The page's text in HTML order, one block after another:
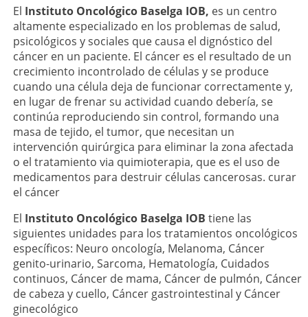
El Instituto Oncológico Baselga IOB, es un centro
altamente especializado en los problemas de salud,
psicológicos y sociales que causa el dignóstico del
cáncer en un paciente. El cáncer es el resultado de un
crecimiento incontrolado de células y se produce
cuando una célula deja de funcionar correctamente y,
en lugar de frenar su actividad cuando debería, se
continúa reproduciendo sin control, formando una
masa de tejido, el tumor, que necesitan un
intervención quirúrgica para eliminar la zona afectada
o el tratamiento via quimioterapia, que es el uso de
medicamentos para destruir células cancerosas. curar
el cáncer
El Instituto Oncológico Baselga IOB tiene las
siguientes unidades para los tratamientos oncológicos
específicos: Neuro oncología, Melanoma, Cáncer
genito-urinario, Sarcoma, Hematología, Cuidados
continuos, Cáncer de mama, Cáncer de pulmón, Cáncer
de cabeza y cuello, Cáncer gastrointestinal y Cáncer
ginecológico